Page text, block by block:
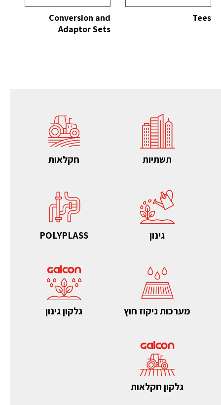
Tees
Conversion and
Adaptor Sets
תשתיות חקלאות
גינון POLYPLASS
מערכות ניקוז חוץ גלקון גינון
גלקון חקלאות